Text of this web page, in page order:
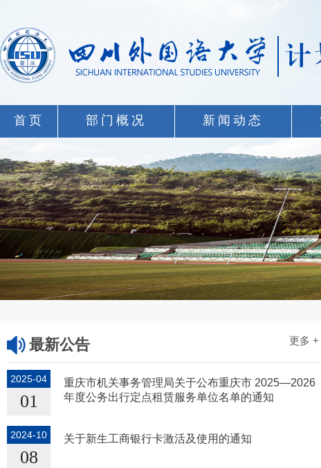
首页 部门概况 新闻动态
最新公告 更多 +
2025-04
01
重庆市机关事务管理局关于公布重庆市 2025—2026
年度公务出行定点租赁服务单位名单的通知
2024-10
08
关于新生工商银行卡激活及使用的通知